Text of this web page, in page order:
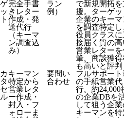
ゲ
ッ
ト
完全手書
きレター
作成・発
送代行
（キーマ
ン調査込
み）
ラン
例）
で新規開拓を
援。ターゲッ
企業のキーマ
を調査特定し
役員クラスに
接届く質の高
営業レターを
筆。商談獲得
も高いと評判
カ
タ
セ
ル
キーマン
特定から
営業レタ
ー作成・
封入・フ
ォローま
要問い
合わせ
フルサポート
の手紙営業代
行。約24,000
の企業DBを
して狙う企
キーマンを特